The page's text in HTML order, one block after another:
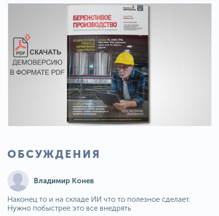
ОБСУЖДЕНИЯ
Владимир Конев
Наконец то и на складе ИИ что то полезное сделает.
Нужно побыстрее это все внедрять